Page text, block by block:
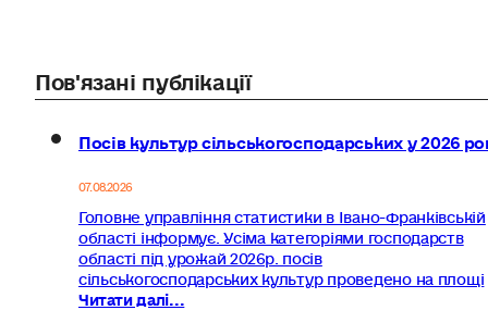
Пов'язані публікації
Посів культур сільськогосподарських у 2026
07.08.2026
Головне управління статистики в Івано-Франківській
області інформує. Усіма категоріями господарств
області під урожай 2026р. посів
сільськогосподарських культур проведено на площі
Читати далі...